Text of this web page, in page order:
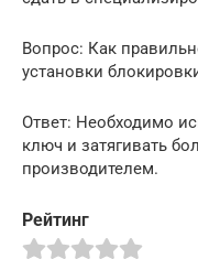
Вопрос: Как
установки
Ответ: Необходимо
ключ и затягивать
производителем.
Рейтинг